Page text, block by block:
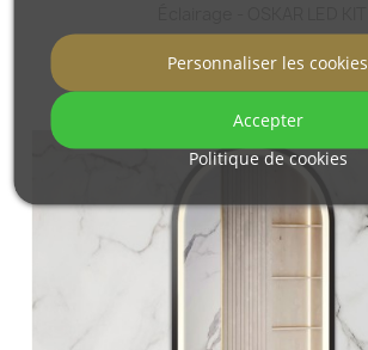
540,00 €
Politique de cookies
Personnaliser les cookies
Accepter